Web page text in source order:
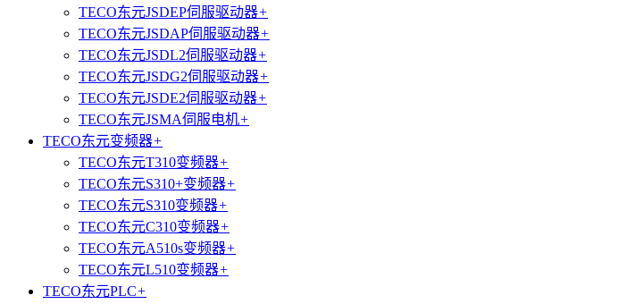
TECO东元JSDEP伺服驱动器+
TECO东元JSDAP伺服驱动器+
TECO东元JSDL2伺服驱动器+
TECO东元JSDG2伺服驱动器+
TECO东元JSDE2伺服驱动器+
TECO东元JSMA伺服电机+
TECO东元变频器+
TECO东元T310变频器+
TECO东元S310+变频器+
TECO东元S310变频器+
TECO东元C310变频器+
TECO东元A510s变频器+
TECO东元L510变频器+
TECO东元PLC+